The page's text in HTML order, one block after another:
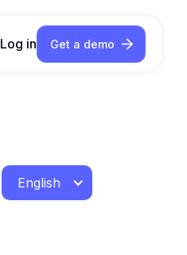
Log in Get a demo
English